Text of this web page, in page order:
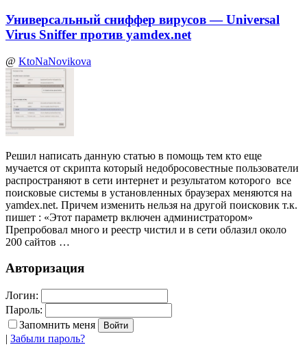
Универсальный сниффер вирусов — Universal
Virus Sniffer против yamdex.net
@ KtoNaNovikova
Решил написать данную статью в помощь тем кто еще
мучается от скрипта который недобросовестные пользователи
распространяют в сети интернет и результатом которого все
поисковые системы в установленных браузерах меняются на
yamdex.net. Причем изменить нельзя на другой поисковик т.к.
пишет : «Этот параметр включен администратором»
Препробовал много и реестр чистил и в сети облазил около
200 сайтов …
Авторизация
Логин:
Пароль:
Запомнить меня
| Забыли пароль?